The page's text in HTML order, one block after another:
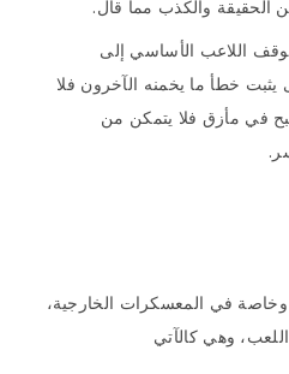
الحقيقة والكذب مما قال.
اللاعب الأساسي إلى
خطأ ما يخمنه الآخرون فلا
في مأزق فلا يتمكن من
في المعسكرات الخارجية،
وهي كالآتي